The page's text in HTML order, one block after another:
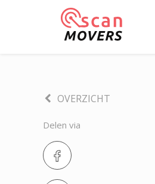
OVERZICHT
Delen via